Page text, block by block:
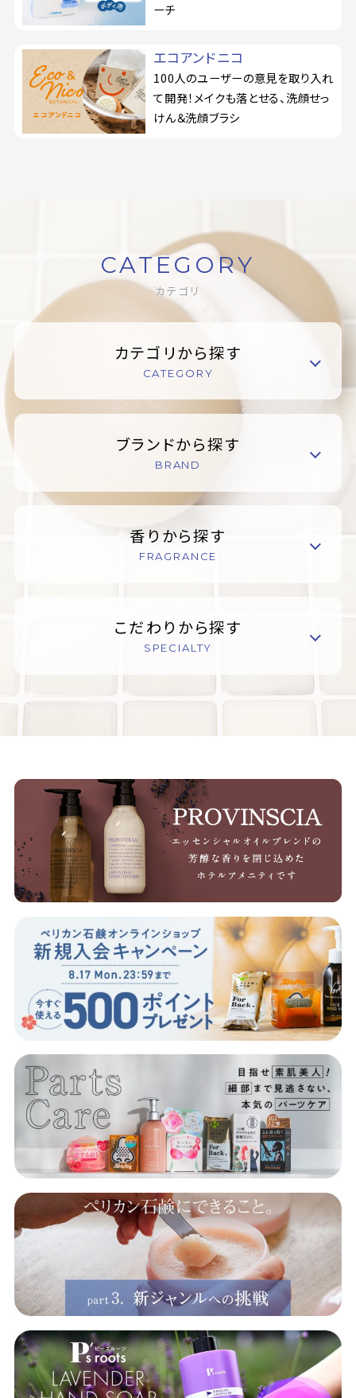
ーチ
エコアンドニコ
100人のユーザーの意見を取り入れ
て開発！メイクも落とせる、洗顔せっ
けん＆洗顔ブラシ
CATEGORY
カテゴリ
カテゴリから探す
CATEGORY
ブランドから探す
BRAND
香りから探す
FRAGRANCE
こだわりから探す
SPECIALTY